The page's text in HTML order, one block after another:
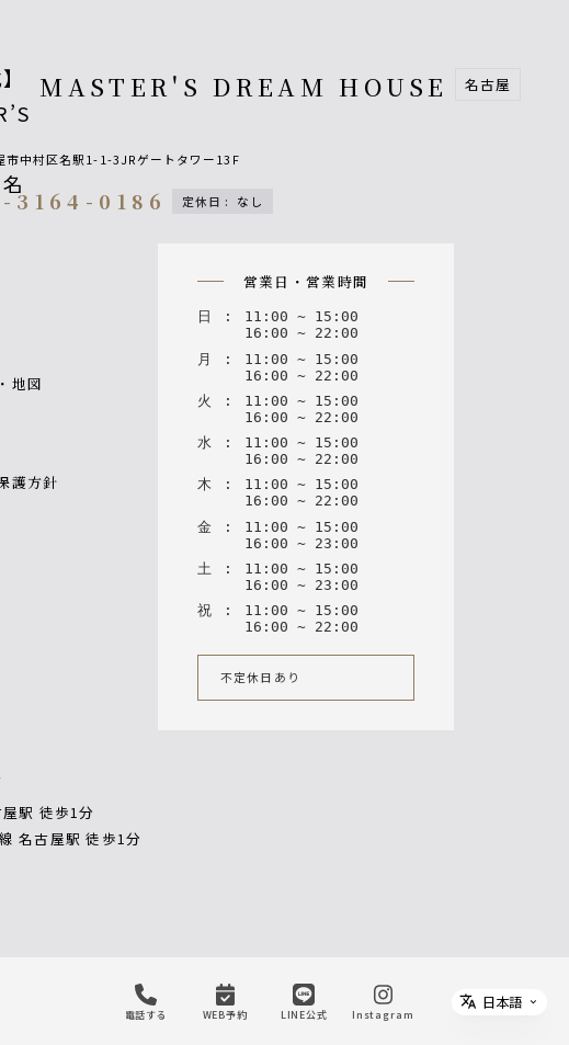
MASTER'S DREAM HOUSE 名古屋
市中村区名駅1-1-3JRゲートタワー13F
3164-0186 定休日 : なし
地図
護方針
営業日・営業時間
日 : 11 : 00 ~ 15 : 00
16 : 00 ~ 22 : 00
月
: 11 : 00 ~ 15 : 00
16 : 00 ~ 22 : 00
火
: 11 : 00 ~ 15 : 00
16 : 00 ~ 22 : 00
水 : 11 : 00 ~ 15 : 00
16 : 00 ~ 22 : 00
木
: 11 : 00 ~ 15 : 00
16 : 00 ~ 22 : 00
金
: 11 : 00 ~ 15 : 00
16 : 00 ~ 23 : 00
土
: 11 : 00 ~ 15 : 00
16 : 00 ~ 23 : 00
祝 : 11 : 00 ~ 15 : 00
16 : 00 ~ 22 : 00
不定休日あり
駅 徒歩1分
名古屋駅 徒歩1分
電話する WEB予約 LINE公式 Instagram Select
日本語